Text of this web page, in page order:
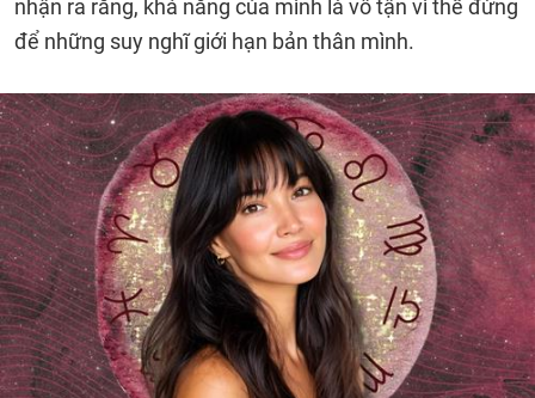
nhận ra rằng, khả năng của mình là vô tận vì thế đừng
để những suy nghĩ giới hạn bản thân mình.